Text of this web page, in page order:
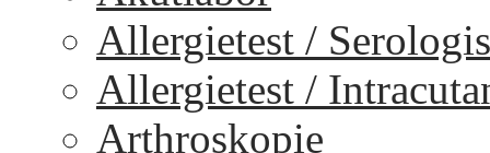
Allergietest /
Allergietest /
Arthroskopie